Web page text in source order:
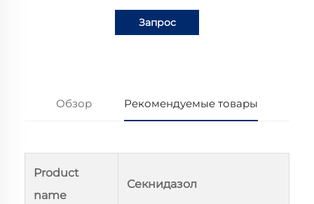
Запрос
Обзор Рекомендуемые товары
Product
name
Секнидазол